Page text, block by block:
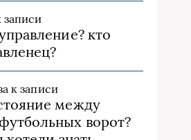
кто
к записи
между
ворот?